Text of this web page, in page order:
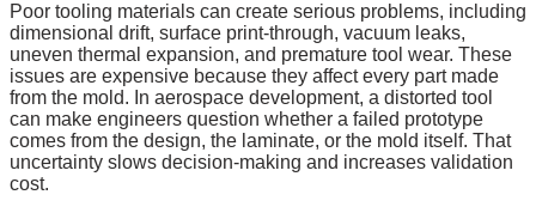
Poor tooling materials can create serious problems, including
dimensional drift, surface print-through, vacuum leaks,
uneven thermal expansion, and premature tool wear. These
issues are expensive because they affect every part made
from the mold. In aerospace development, a distorted tool
can make engineers question whether a failed prototype
comes from the design, the laminate, or the mold itself. That
uncertainty slows decision-making and increases validation
cost.